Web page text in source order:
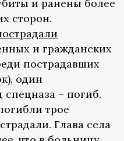
и ранены более
сторон.
и гражданских
пострадавших
один
– погиб.
трое
Глава села